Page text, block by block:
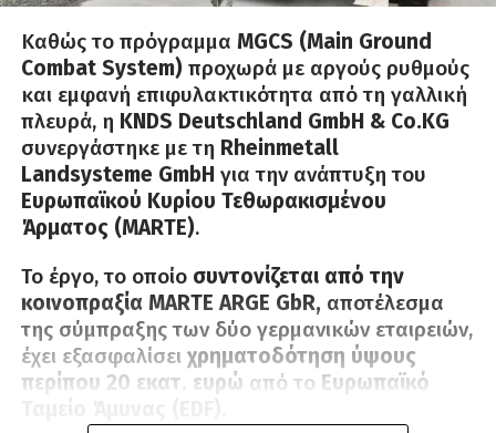
Καθώς το πρόγραμμα MGCS (Main Ground
Combat System) προχωρά με αργούς ρυθμούς
και εμφανή επιφυλακτικότητα από τη γαλλική
πλευρά, η KNDS Deutschland GmbH & Co.KG
συνεργάστηκε με τη Rheinmetall
Landsysteme GmbHγια την ανάπτυξη του
Ευρωπαϊκού Κυρίου Τεθωρακισμένου
Άρματος (MARTE).
Το έργο, το οποίο συντονίζεται από την
κοινοπραξία MARTE ARGE GbR, αποτέλεσμα
της σύμπραξης των δύο γερμανικών εταιρειών,
έχει εξασφαλίσει χρηματοδότηση ύψους
περίπου 20 εκατ. ευρώ από το Ευρωπαϊκό